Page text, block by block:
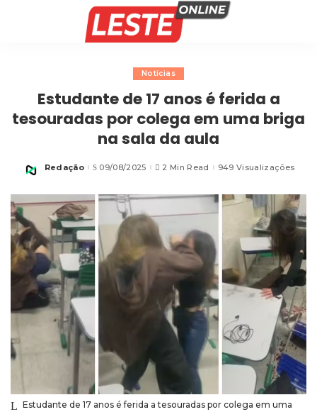
Notícias
Estudante de 17 anos é ferida a
tesouradas por colega em uma briga
na sala da aula
Posted
Redação 09/08/2025 2 Min Read 949 Visualizações
Estudante de 17 anos é ferida a tesouradas por colega em uma